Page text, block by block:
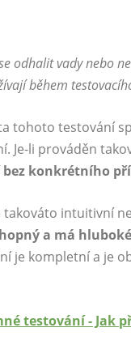
odhalit vady nebo
během
tohoto testování
Je-li prováděn
konkrétního
takováto intuitivní
a má
je kompletní a je
testování - Jak